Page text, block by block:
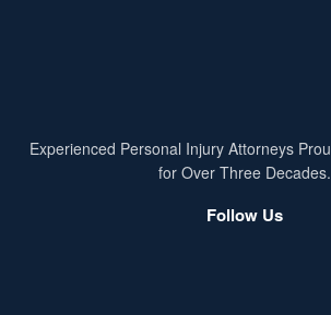
Experienced Personal Injury Attorneys
for Over Three Decades.
Follow Us